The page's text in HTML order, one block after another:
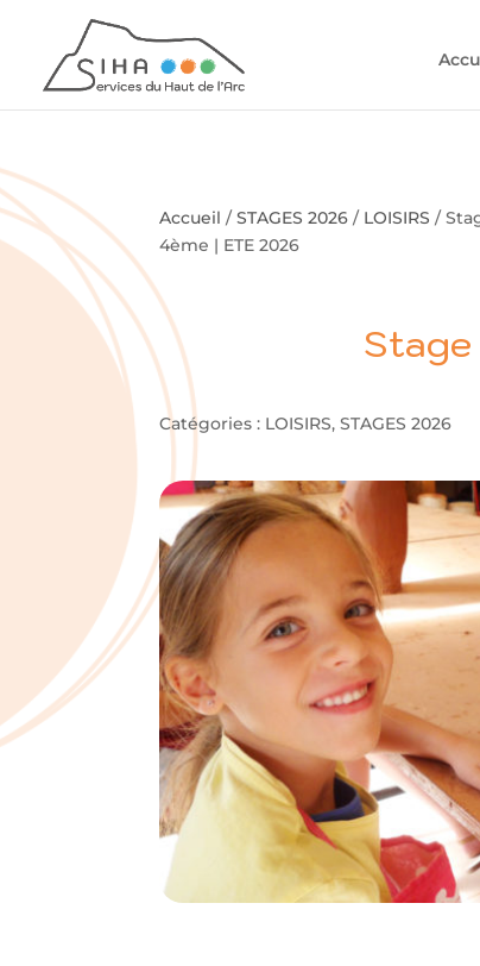
Accueil /STAGES 2026 / LOISIRS /
4ème | ETE 2026
Stage
Catégories : LOISIRS,STAGES 2026